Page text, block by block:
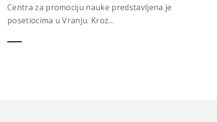
Centra za promociju nauke predstavljena je
posetiocima u Vranju. Kroz...